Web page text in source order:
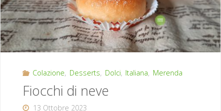
Colazione, Desserts, Dolci, Italiana, Merenda
Fiocchi di neve
13 Ottobre 2023